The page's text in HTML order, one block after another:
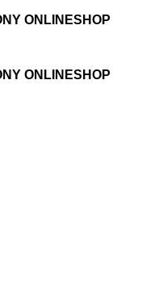
ONLINESHOP
ONLINESHOP